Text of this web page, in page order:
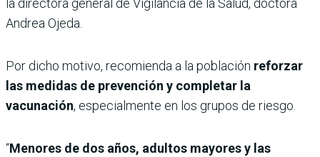
la directora general de Vigilancia de la Salud, doctora
Andrea Ojeda.
Por dicho motivo, recomienda a la población reforzar
las medidas de prevención y completar la
vacunación, especialmente en los grupos de riesgo.
“Menores de dos años, adultos mayores y las